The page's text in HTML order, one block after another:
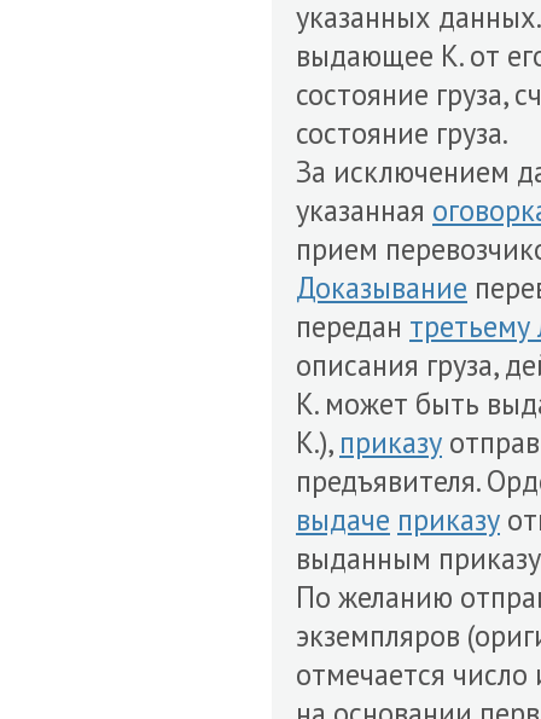
указанных
выдающее К. от
состояние груза,
состояние груза.
За исключением
указанная
прием
Доказывание
передан третьему
описания груза,
К. может быть
К.), приказу
предъявителя.
выдаче приказу
выданным
По желанию
экземпляров
отмечается